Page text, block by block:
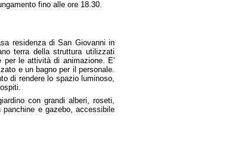
fino alle ore 18.30.
residenza di San Giovanni in
terra della struttura utilizzati
per le attività di animazione. E'
e un bagno per il personale.
di rendere lo spazio luminoso,
con grandi alberi, roseti,
e gazebo, accessibile